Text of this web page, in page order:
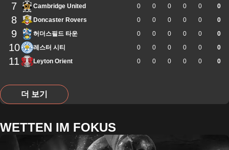
7 Cambridge United 0 0 0 0 0 0
8 Doncaster Rovers 0 0 0 0 0 0
9 허더스필드 타운 0 0 0 0 0 0
10 레스터 시티 0 0 0 0 0 0
11 Leyton Orient 0 0 0 0 0 0
더 보기
WETTEN IM FOKUS